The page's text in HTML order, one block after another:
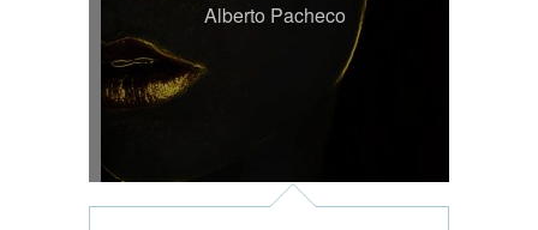
Alberto Pacheco